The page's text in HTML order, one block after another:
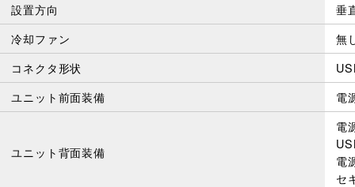
設置方向
垂
冷却ファン
無
コネクタ形状
ユニット前面装備
電
ユニット背面装備
電
電
セ